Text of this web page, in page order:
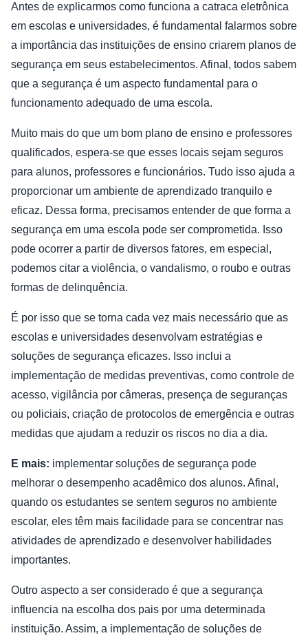
Antes de explicarmos como funciona a catraca eletrônica
em escolas e universidades, é fundamental falarmos sobre
a importância das instituições de ensino criarem planos de
segurança em seus estabelecimentos. Afinal, todos sabem
que a segurança é um aspecto fundamental para o
funcionamento adequado de uma escola.
Muito mais do que um bom plano de ensino e professores
qualificados, espera-se que esses locais sejam seguros
para alunos, professores e funcionários. Tudo isso ajuda a
proporcionar um ambiente de aprendizado tranquilo e
eficaz. Dessa forma, precisamos entender de que forma a
segurança em uma escola pode ser comprometida. Isso
pode ocorrer a partir de diversos fatores, em especial,
podemos citar a violência, o vandalismo, o roubo e outras
formas de delinquência.
É por isso que se torna cada vez mais necessário que as
escolas e universidades desenvolvam estratégias e
soluções de segurança eficazes. Isso inclui a
implementação de medidas preventivas, como controle de
acesso, vigilância por câmeras, presença de seguranças
ou policiais, criação de protocolos de emergência e outras
medidas que ajudam a reduzir os riscos no dia a dia.
E mais: implementar soluções de segurança pode
melhorar o desempenho acadêmico dos alunos. Afinal,
quando os estudantes se sentem seguros no ambiente
escolar, eles têm mais facilidade para se concentrar nas
atividades de aprendizado e desenvolver habilidades
importantes.
Outro aspecto a ser considerado é que a segurança
influencia na escolha dos pais por uma determinada
instituição. Assim, a implementação de soluções de